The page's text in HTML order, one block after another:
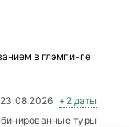
в глэмпинге
+2 даты
туры